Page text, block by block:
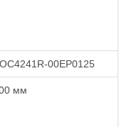
00EP0125
мм